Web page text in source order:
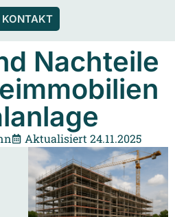
KONTAKT
Nachteile
Aktualisiert 24.11.2025